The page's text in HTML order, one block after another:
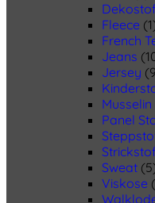
Fleece
French
Jeans
Jersey
Panel
Sweat
Viskose